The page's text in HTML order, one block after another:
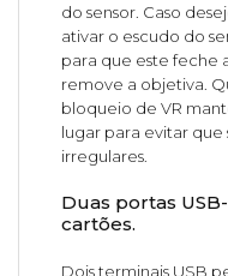
do sensor. Caso
ativar o escudo do
para que este feche
remove a objetiva.
bloqueio de VR
lugar para evitar que
irregulares.
Duas portas
cartões.
Dois terminais USB